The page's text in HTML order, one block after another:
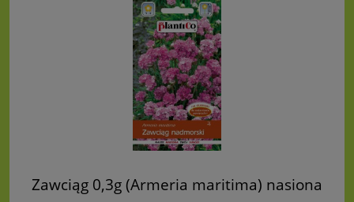
Zawciąg 0,3g (Armeria maritima) nasiona